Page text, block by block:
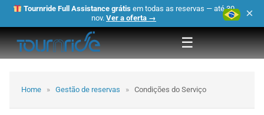
Tournride Full Assistance grátisem todas as reservas — até 30
nov. Ver a oferta → ×
☰
Home » Gestão de reservas » Condições do Serviço